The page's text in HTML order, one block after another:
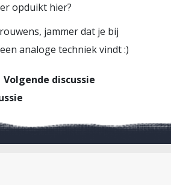
opduikt hier?
jammer dat je bij
analoge techniek vindt :)
Volgende discussie